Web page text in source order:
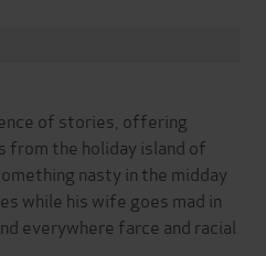
of stories, offering
from the holiday island of
nasty in the midday
while his wife goes mad in
everywhere farce and racial